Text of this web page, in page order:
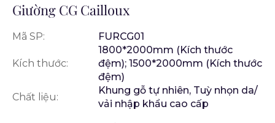
Giường CG Cailloux
Mã SP: FURCG01
Kích thước:
1800*2000mm (Kích thước
đệm); 1500*2000mm (Kích thước
đệm)
Chất liệu:
Khung gỗ tự nhiên, Tuỳ nhọn da/
vải nhập khẩu cao cấp